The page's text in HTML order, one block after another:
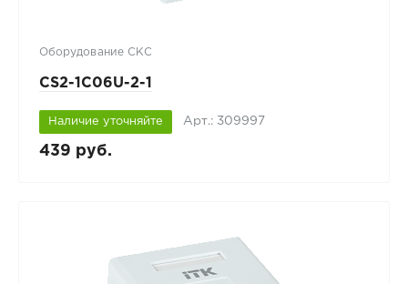
Оборудование СКС
CS2-1C06U-2-1
Наличие уточняйте Арт.: 309997
439 руб.